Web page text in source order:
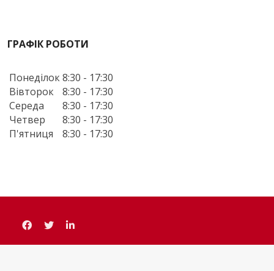
ГРАФІК РОБОТИ
Понеділок8:30 - 17:30
Вівторок
8:30 - 17:30
Середа
8:30 - 17:30
Четвер
8:30 - 17:30
П'ятниця
8:30 - 17:30